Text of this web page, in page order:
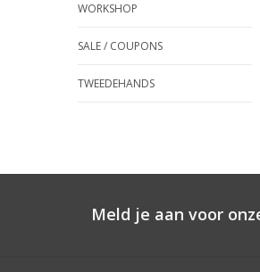
WORKSHOP
SALE / COUPONS
TWEEDEHANDS
Meld je aan voor